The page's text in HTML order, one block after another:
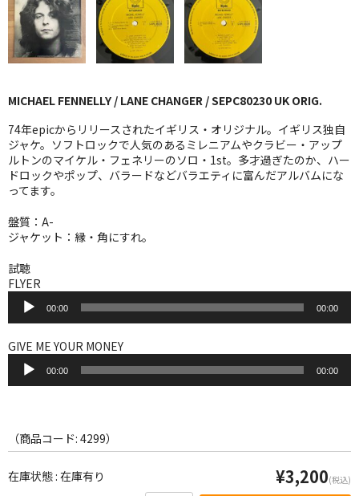
JAZZ-EU
JAZZ-JP
J-POP
ROCK
FOLK,SSW
その他
7INC
レア盤（1万円以上）
Webのみ no.1
Webのみ no.4
売り切れ
MICHAEL FENNELLY / LANE CHANGER / SEPC80230 UK ORIG.
74年epicからリリースされたイギリス・オリジナル。イギリス独自
ジャケ。ソフトロックで人気のあるミレニアムやクラビー・アップ
ルトンのマイケル・フェネリーのソロ・1st。多才過ぎたのか、ハー
ドロックやポップ、バラードなどバラエティに富んだアルバムにな
ってます。
盤質：A-
ジャケット：縁・角にすれ。
試聴
FLYER
プ
レ
ー
ー
00:00 00:00
GIVE ME YOUR MONEY
プ
ヤ
ー
00:00 00:00
（商品コード: 4299）
在庫状態 : 在庫有り ¥3,200(税込)